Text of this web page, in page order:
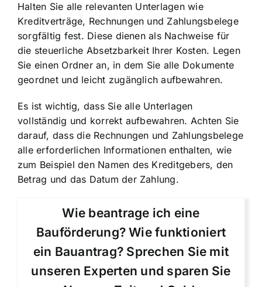
Halten Sie alle relevanten Unterlagen wie
Kreditverträge, Rechnungen und Zahlungsbelege
sorgfältig fest. Diese dienen als Nachweise für
die steuerliche Absetzbarkeit Ihrer Kosten. Legen
Sie einen Ordner an, in dem Sie alle Dokumente
geordnet und leicht zugänglich aufbewahren.
Es ist wichtig, dass Sie alle Unterlagen
vollständig und korrekt aufbewahren. Achten Sie
darauf, dass die Rechnungen und Zahlungsbelege
alle erforderlichen Informationen enthalten, wie
zum Beispiel den Namen des Kreditgebers, den
Betrag und das Datum der Zahlung.
Wie beantrage ich eine
Bauförderung? Wie funktioniert
ein Bauantrag? Sprechen Sie mit
unseren Experten und sparen Sie